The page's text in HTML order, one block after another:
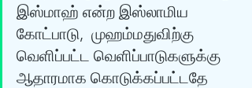
இஸ்மாஹ் என்ற‌ இஸ்லாமிய‌
கோட்பாடு,  முஹ‌ம்ம‌துவிற்கு
வெளிப்ப‌ட்ட‌ வெளிப்பாடுக‌ளுக்கு
ஆதார‌மாக‌ கொடுக்க‌ப்ப‌ட்ட‌தே